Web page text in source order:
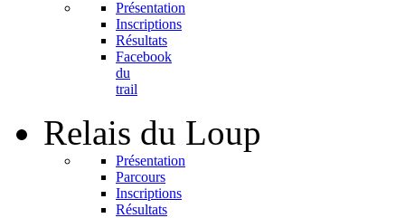
Présentation
Inscriptions
Résultats
Facebook
du
trail
Relais du Loup
Présentation
Parcours
Inscriptions
Résultats